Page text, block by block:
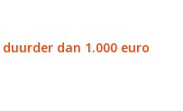
dan 1.000 euro